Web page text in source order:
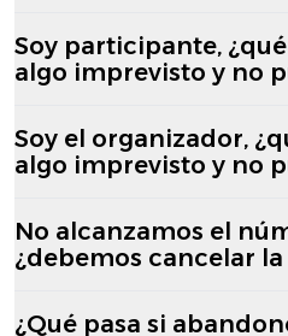
Soy participante,
algo imprevisto y no
Soy el organizador,
algo imprevisto y no
No alcanzamos el
¿debemos cancelar la
¿Qué pasa si